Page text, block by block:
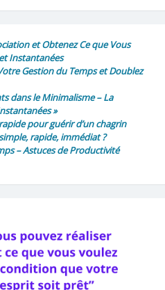
et Obtenez Ce que Vous
Instantanées
Gestion du Temps et Doublez
dans le Minimalisme – La
»
pour guérir d’un chagrin
rapide, immédiat ?
– Astuces de Productivité